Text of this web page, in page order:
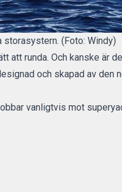
(Foto: Windy)
att runda. Och kanske är
och skapad av den
vanligtvis mot